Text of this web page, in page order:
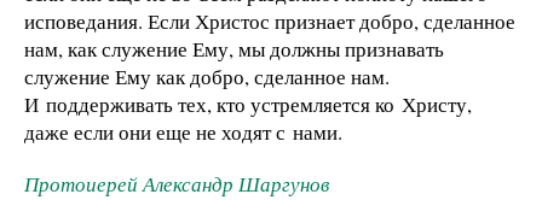
исповедания. Если Христос признает добро, сделанное
нам, как служение Ему, мы должны признавать
служение Ему как добро, сделанное нам.
И поддерживать тех, кто устремляется ко Христу,
даже если они еще не ходят с нами.
Протоиерей Александр Шаргунов